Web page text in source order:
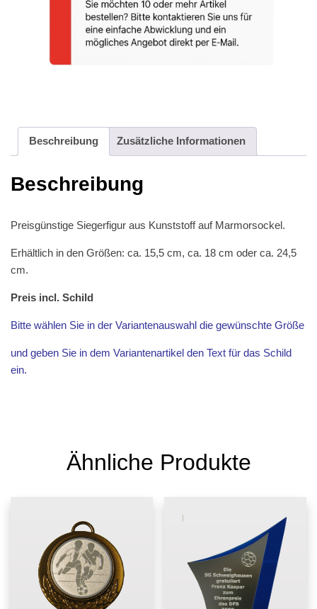
Beschreibung Zusätzliche Informationen
Beschreibung
Preisgünstige Siegerfigur aus Kunststoff auf Marmorsockel.
Erhältlich in den Größen: ca. 15,5 cm, ca. 18 cm oder ca. 24,5
cm.
Preis incl. Schild
Bitte wählen Sie in der Variantenauswahl die gewünschte Größe
und geben Sie in dem Variantenartikel den Text für das Schild
ein.
Ähnliche Produkte